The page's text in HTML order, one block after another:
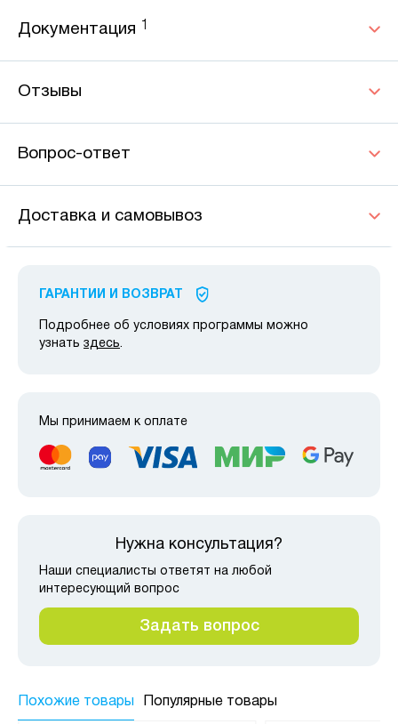
Документация 1
Отзывы
Вопрос-ответ
Доставка и самовывоз
ГАРАНТИИ И ВОЗВРАТ
Подробнее об условиях программы можно
узнать здесь.
Мы принимаем к оплате
Нужна консультация?
Наши специалисты ответят на любой
интересующий вопрос
Задать вопрос
Похожие товары Популярные товары